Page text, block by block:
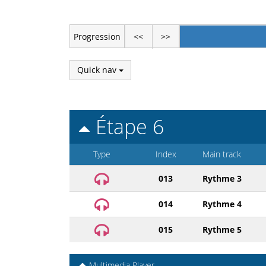
Progression << >>
Quick nav
Étape 6
Type Index Main track
013 Rythme 3
014 Rythme 4
015 Rythme 5